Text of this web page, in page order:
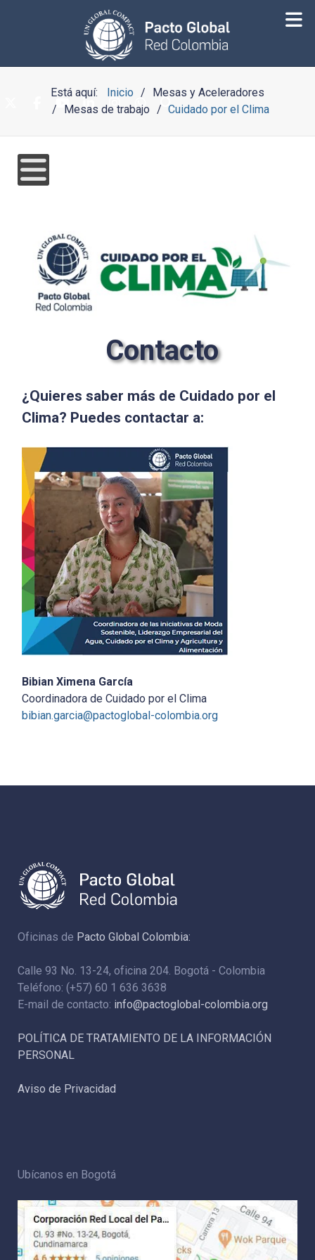
Está aquí: Inicio
Mesas y Aceleradores
Mesas de trabajo
Cuidado por el Clima
Contacto
¿Quieres saber más de Cuidado por el
Clima? Puedes contactar a:
Bibian Ximena García
Coordinadora de Cuidado por el Clima
bibian.garcia@pactoglobal-colombia.org
Oficinas de Pacto Global Colombia:
Calle 93 No. 13-24, oficina 204. Bogotá - Colombia
Teléfono: (+57) 60 1 636 3638
E-mail de contacto: info@pactoglobal-colombia.org
POLÍTICA DE TRATAMIENTO DE LA INFORMACIÓN
PERSONAL
Aviso de Privacidad
Ubícanos en Bogotá